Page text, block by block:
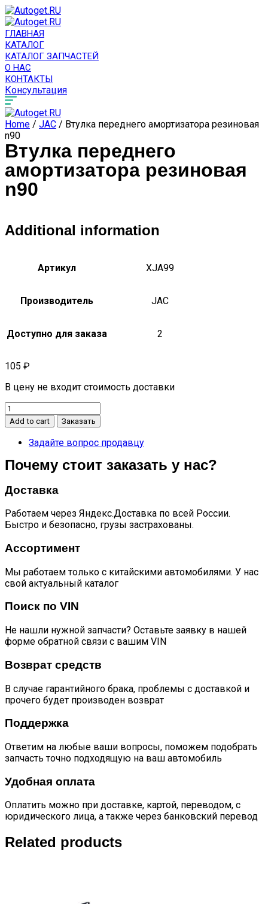
ГЛАВНАЯ
КАТАЛОГ
КАТАЛОГ ЗАПЧАСТЕЙ
О НАС
КОНТАКТЫ
Консультация
Home / JAC / Втулка переднего амортизатора резиновая
n90
Втулка переднего
амортизатора резиновая
n90
Additional information
Артикул XJA99
Производитель JAC
Доступно для заказа 2
105 ₽
В цену не входит стоимость доставки
Втулка
переднего
амортизатора
резиновая
quantity
Add to cart Заказать
Задайте вопрос продавцу
Почему стоит заказать у нас?
Доставка
Работаем через Яндекс.Доставка по всей России.
Быстро и безопасно, грузы застрахованы.
Ассортимент
Мы работаем только с китайскими автомобилями. У нас
свой актуальный каталог
Поиск по VIN
Не нашли нужной запчасти? Оставьте заявку в нашей
форме обратной связи с вашим VIN
Возврат средств
В случае гарантийного брака, проблемы с доставкой и
прочего будет производен возврат
Поддержка
Ответим на любые ваши вопросы, поможем подобрать
запчасть точно подходящую на ваш автомобиль
Удобная оплата
Оплатить можно при доставке, картой, переводом, с
юридического лица, а также через банковский перевод
Related products